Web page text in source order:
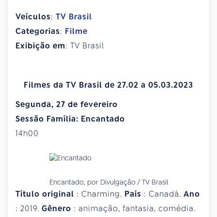
Veículos: TV Brasil
Categorias: Filme
Exibição em: TV Brasil
Filmes da TV Brasil de 27.02 a 05.03.2023
Segunda, 27 de fevereiro
Sessão Família: Encantado
14h00
Encantado, por Divulgação / TV Brasil
Título original : Charming. País : Canadá. Ano
: 2019. Gênero : animação, fantasia, comédia.